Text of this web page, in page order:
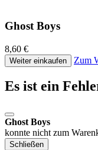
Ghost Boys
8,60 €
Weiter einkaufen Zum
Es ist ein
Ghost Boys
konnte nicht zum
Schließen